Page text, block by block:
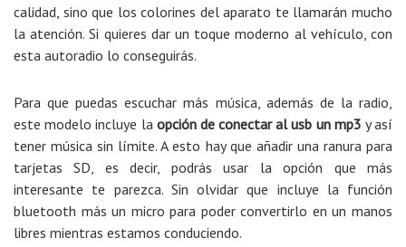
calidad, sino que los colorines del aparato te llamarán mucho
la atención. Si quieres dar un toque moderno al vehículo, con
esta autoradio lo conseguirás.
Para que puedas escuchar más música, además de la radio,
este modelo incluye la opción de conectar al usb un mp3 y así
tener música sin límite. A esto hay que añadir una ranura para
tarjetas SD, es decir, podrás usar la opción que más
interesante te parezca. Sin olvidar que incluye la función
bluetooth más un micro para poder convertirlo en un manos
libres mientras estamos conduciendo.